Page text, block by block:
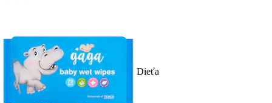
Dieťa